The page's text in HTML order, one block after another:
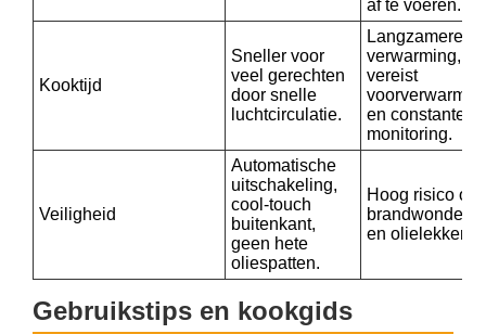
af te voeren.
Kooktijd
Sneller voor
veel gerechten
door snelle
luchtcirculatie.
Langzamere
verwarming,
vereist
voorverwarmen
en constante
monitoring.
Veiligheid
Automatische
uitschakeling,
cool-touch
buitenkant,
geen hete
oliespatten.
Hoog risico op
brandwonden
en olielekken.
Gebruikstips en kookgids